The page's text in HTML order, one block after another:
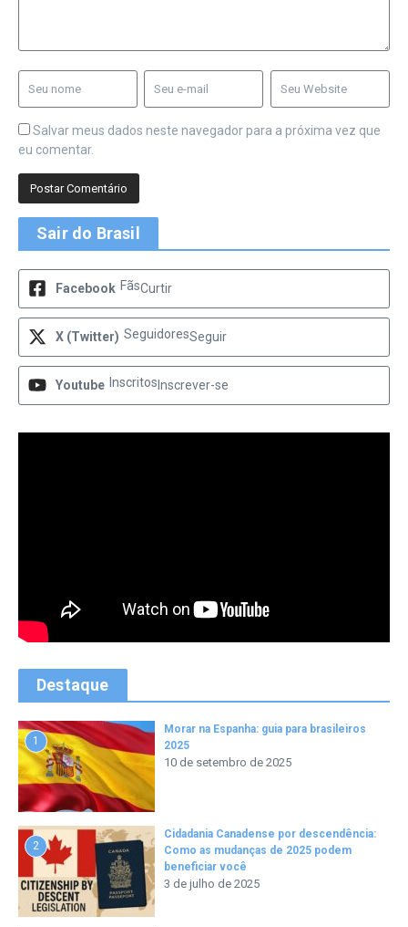
Salvar meus dados neste navegador para a próxima vez que
eu comentar.
Sair do Brasil
Facebook FãsCurtir
X (Twitter) SeguidoresSeguir
Youtube Inscritos Inscrever-se
Destaque
1
Morar na Espanha: guia para brasileiros
2025
10 de setembro de 2025
2
Cidadania Canadense por descendência:
Como as mudanças de 2025 podem
beneficiar você
3 de julho de 2025